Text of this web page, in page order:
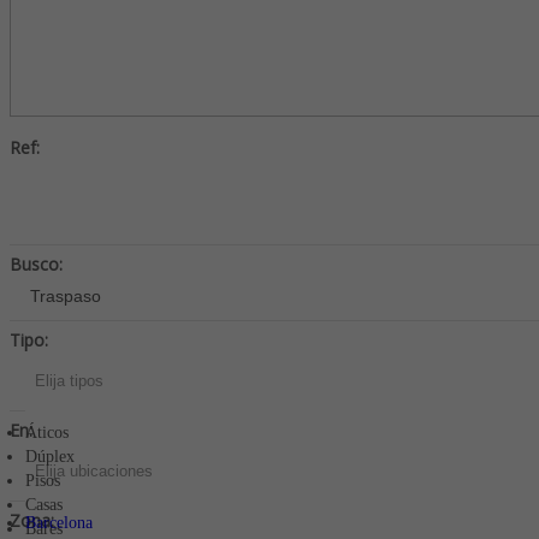
Ref:
Busco:
Tipo:
Elija tipos
Áticos
Dúplex
Pisos
Casas
Bares
En:
Elija ubicaciones
Barcelona
Zona: